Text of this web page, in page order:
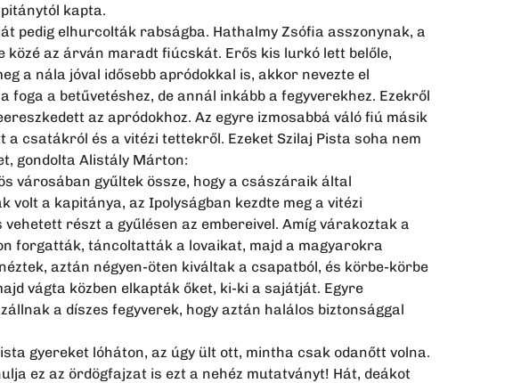
kapta.
pedig elhurcolták rabságba. Hathalmy Zsófia asszonynak, a
közé az árván maradt fiúcskát. Erős kis lurkó lett belőle,
a nála jóval idősebb apródokkal is, akkor nevezte el
a betűvetéshez, de annál inkább a fegyverekhez. Ezekről
az apródokhoz. Az egyre izmosabbá váló fiú másik
csatákról és a vitézi tettekről. Ezeket Szilaj Pista soha nem
gondolta Alistály Márton:
városában gyűltek össze, hogy a császáraik által
a kapitánya, az Ipolyságban kezdte meg a vitézi
részt a gyűlésen az embereivel. Amíg várakoztak a
forgatták, táncoltatták a lovaikat, majd a magyarokra
aztán négyen-öten kiváltak a csapatból, és körbe-körbe
vágta közben elkapták őket, ki-ki a sajátját. Egyre
a díszes fegyverek, hogy aztán halálos biztonsággal
gyereket lóháton, az úgy ült ott, mintha csak odanőtt volna.
ez az ördögfajzat is ezt a nehéz mutatványt! Hát, deákot